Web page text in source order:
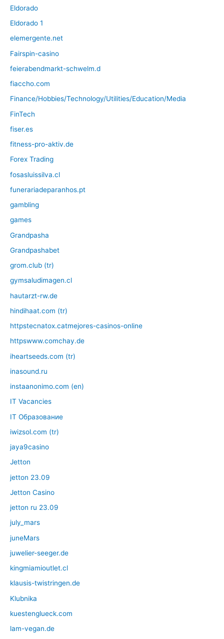
Eldorado
Eldorado 1
elemergente.net
Fairspin-casino
feierabendmarkt-schwelm.d
fiaccho.com
Finance/Hobbies/Technology/Utilities/Education/Media
FinTech
fiser.es
fitness-pro-aktiv.de
Forex Trading
fosasluissilva.cl
funerariadeparanhos.pt
gambling
games
Grandpasha
Grandpashabet
grom.club (tr)
gymsaludimagen.cl
hautarzt-rw.de
hindihaat.com (tr)
httpstecnatox.catmejores-casinos-online
httpswww.comchay.de
iheartseeds.com (tr)
inasound.ru
instaanonimo.com (en)
IT Vacancies
IT Образование
iwizsol.com (tr)
jaya9casino
Jetton
jetton 23.09
Jetton Casino
jetton ru 23.09
july_mars
juneMars
juwelier-seeger.de
kingmiamioutlet.cl
klausis-twistringen.de
Klubnika
kuestenglueck.com
lam-vegan.de